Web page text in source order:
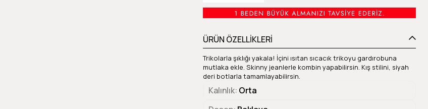
ÜRÜN ÖZELLİKLERİ
Trikolarla şıklığı yakala! İçini ısıtan sıcacık trikoyu gardırobuna
mutlaka ekle. Skinny jeanlerle kombin yapabilirsin. Kış stilini, siyah
deri botlarla tamamlayabilirsin.
Kalınlık Orta